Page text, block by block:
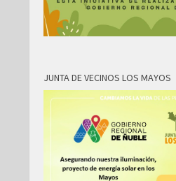
JUNTA DE VECINOS LOS MAYOS